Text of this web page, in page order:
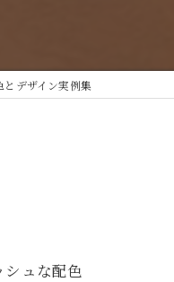
デザイン実例集
ュな配色